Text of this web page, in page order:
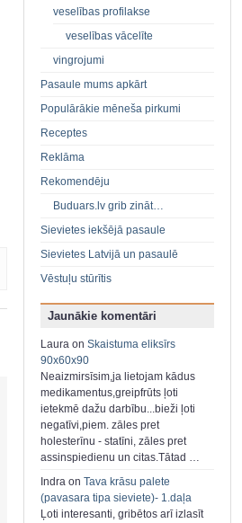
veselības profilakse
veselības vācelīte
vingrojumi
Pasaule mums apkārt
Populārākie mēneša pirkumi
Receptes
Reklāma
Rekomendēju
Buduars.lv grib zināt…
Sievietes iekšējā pasaule
Sievietes Latvijā un pasaulē
Vēstuļu stūrītis
Jaunākie komentāri
Laura on Skaistuma eliksīrs
90x60x90
Neaizmirsīsim,ja lietojam kādus
medikamentus,greipfrūts ļoti
ietekmē dažu darbību...bieži ļoti
negatīvi,piem. zāles pret
holesterīnu - statīni, zāles pret
assinspiedienu un citas.Tātad …
Indra on Tava krāsu palete
(pavasara tipa sieviete)- 1.daļa
Ļoti interesanti, gribētos arī izlasīt